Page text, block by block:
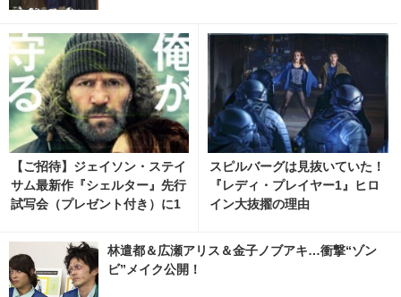
【ご招待】ジェイソン・ステイ
サム最新作『シェルター』先行
試写会（プレゼント付き）に1
スピルバーグは見抜いていた！
『レディ・プレイヤー1』ヒロ
イン大抜擢の理由
林遣都＆広瀬アリス＆金子ノブアキ…衝撃“ゾン
ビ”メイク公開！